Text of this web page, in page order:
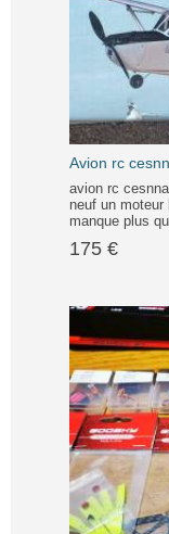
Avion rc
avion rc
neuf un
manque plus
175 €